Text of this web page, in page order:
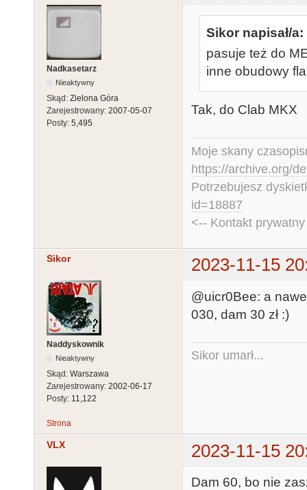
Nadkasetarz
Nieaktywny
Skąd: Zielona Góra
Zarejestrowany: 2007-05-07
Posty: 5,495
Sikor napisał/a:
pasuje też do
inne obudowy
Tak, do Clab MKX
Moje skany
https://archive.org/
Potrzebujesz
id=18887
<-- Kontakt
Sikor 2023-11-15
Naddyskownik
Nieaktywny
Skąd: Warszawa
Zarejestrowany: 2002-06-17
Posty: 11,122
@uicr0Bee: a
030, dam 30 zł :)
Sikor umarł...
Strona
VLX 2023-11-15
Dam 60, bo nie